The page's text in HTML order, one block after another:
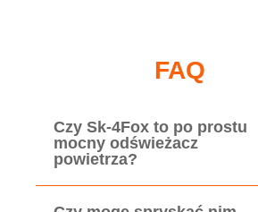
FAQ
Czy Sk-4Fox to po prostu
mocny odświeżacz
powietrza?